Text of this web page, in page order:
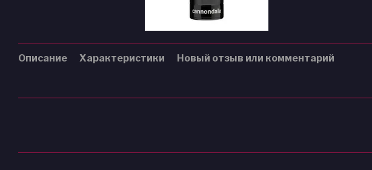
Описание Характеристики Новый отзыв или комментарий